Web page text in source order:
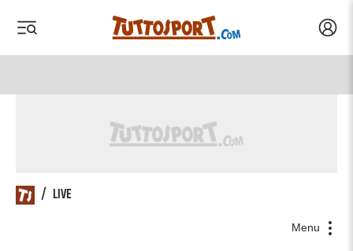
/ LIVE
Menu